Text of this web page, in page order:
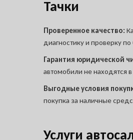
Тачки
Проверенное качество:
диагностику и проверку
Гарантия юридической
автомобили не находятся
Выгодные условия
покупка за наличные
Услуги